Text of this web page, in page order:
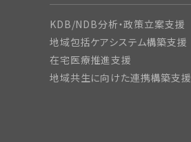
KDB/NDB分析・政策立案支援
地域包括ケアシステム構築支援
在宅医療推進支援
地域共生に向けた連携構築支援